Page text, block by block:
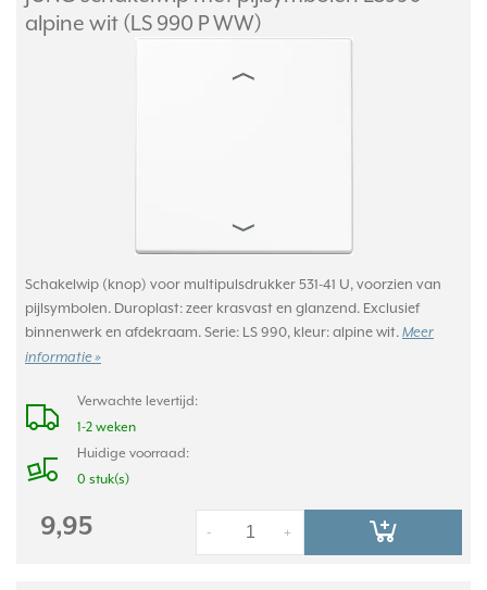
alpine wit (LS 990 P WW)
Schakelwip (knop) voor multipulsdrukker 531-41 U, voorzien van
pijlsymbolen. Duroplast: zeer krasvast en glanzend. Exclusief
binnenwerk en afdekraam. Serie: LS 990, kleur: alpine wit. Meer
informatie »
Verwachte levertijd:
1-2 weken
Huidige voorraad:
0 stuk(s)
9,95 +
-